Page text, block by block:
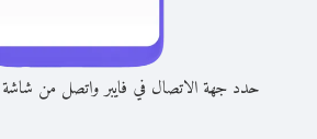
حدد جهة الاتصال في فايبر واتصل من شاشة